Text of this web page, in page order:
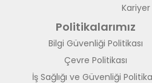
Kariyer
Politikalarımız
Bilgi Güvenliği Politikası
Çevre Politikası
İş Sağlığı ve Güvenliği